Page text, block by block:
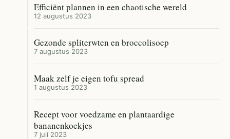
Efficiënt plannen in een chaotische wereld
12 augustus 2023
Gezonde spliterwten en broccolisoep
7 augustus 2023
Maak zelf je eigen tofu spread
1 augustus 2023
Recept voor voedzame en plantaardige
bananenkoekjes
7 juli 2023